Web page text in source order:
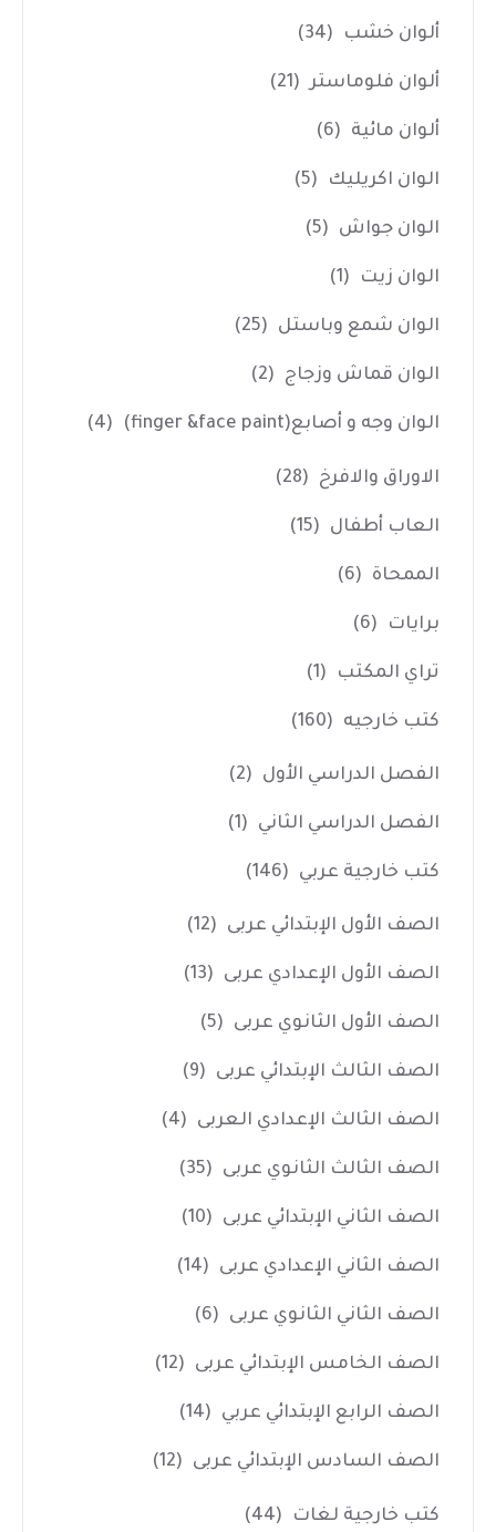
ألوان خشب (34)
ألوان فلوماستر (21)
ألوان مائية (6)
الوان اكريليك (5)
الوان جواش (5)
الوان زيت (1)
الوان شمع وباستل (25)
الوان قماش وزجاج (2)
الوان وجه و أصابع(finger &face paint) (4)
الاوراق والافرخ (28)
العاب أطفال (15)
الممحاة (6)
برايات (6)
تراي المكتب (1)
كتب خارجيه (160)
الفصل الدراسي الأول (2)
الفصل الدراسي الثاني (1)
كتب خارجية عربي (146)
الصف الأول الإبتدائي عربى (12)
الصف الأول الإعدادي عربى (13)
الصف الأول الثانوي عربى (5)
الصف الثالث الإبتدائي عربى (9)
الصف الثالث الإعدادي العربى (4)
الصف الثالث الثانوي عربى (35)
الصف الثاني الإبتدائي عربى (10)
الصف الثاني الإعدادي عربى (14)
الصف الثاني الثانوي عربى (6)
الصف الخامس الإبتدائي عربى (12)
الصف الرابع الإبتدائي عربي (14)
الصف السادس الإبتدائي عربى (12)
كتب خارجية لغات (44)